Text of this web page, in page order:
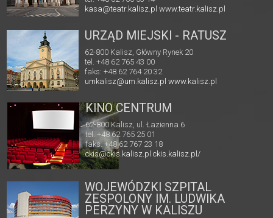
kasa@teatr.kalisz.pl www.teatr.kalisz.pl
URZĄD MIEJSKI - RATUSZ
62-800 Kalisz, Główny Rynek 20
tel. +48 62 765 43 00
faks: +48 62 764 20 32
umkalisz@um.kalisz.plwww.kalisz.pl
KINO CENTRUM
62-800 Kalisz, ul. Łazienna 6
tel. +48 62 765 25 01
faks. +48 62 767 23 18
ckis@ckis.kalisz.pl ckis.kalisz.pl/
WOJEWÓDZKI SZPITAL
ZESPOLONY IM. LUDWIKA
PERZYNY W KALISZU